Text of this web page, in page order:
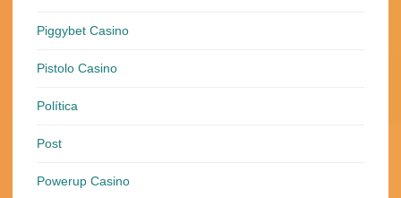
Piggybet Casino
Pistolo Casino
Política
Post
Powerup Casino